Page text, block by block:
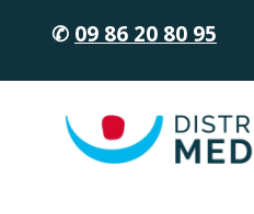
✆ 09 86 20 80 95